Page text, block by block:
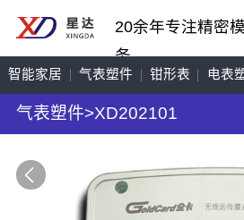
20余年专注精密
务
智能家居 气表塑件 钳形表 电表
工艺饰品 机车配件
气表塑件>XD202101